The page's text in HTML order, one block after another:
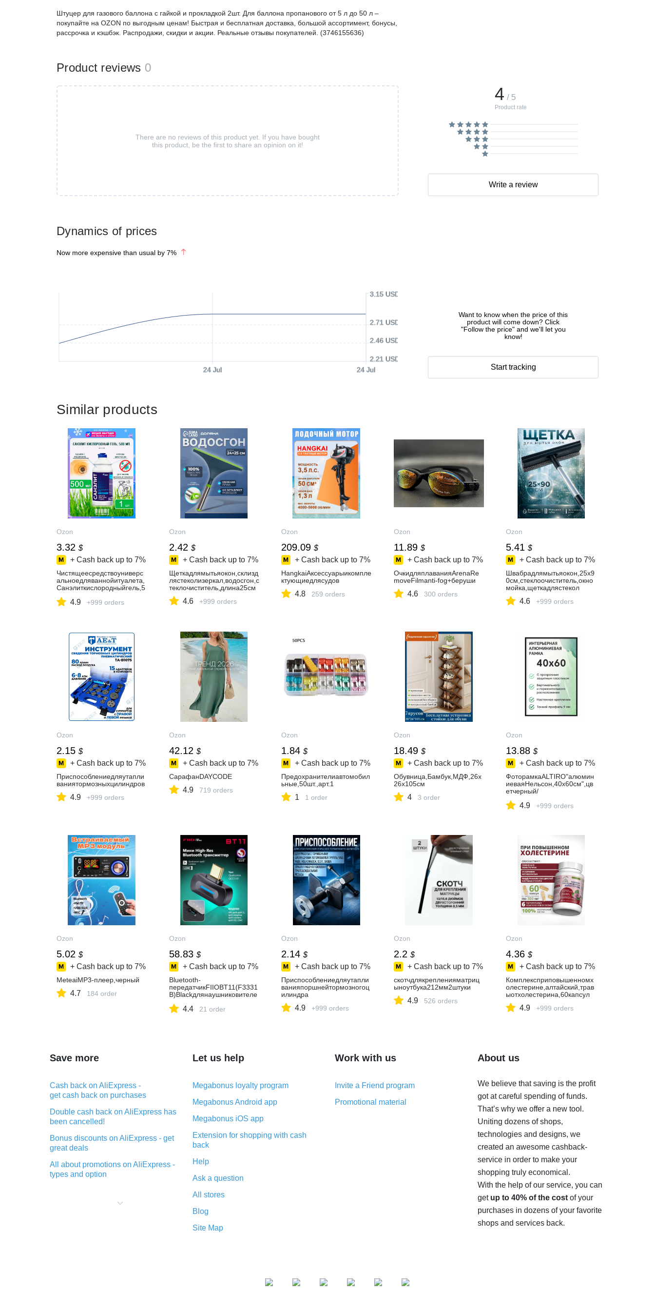
Dynamics of prices
Now more expensive than usual by 7%
24 Jul 24 Jul
2.21 USD
2.46 USD
2.71 USD
3.15 USD
Want to know when the price of this
product will come down? Click
"Follow the price" and we'll let you
know!
Start tracking
Штуцер для газового баллона с гайкой и прокладкой 2шт. Для баллона пропанового от 5 л до 50 л –
покупайте на OZON по выгодным ценам! Быстрая и бесплатная доставка, большой ассортимент, бонусы,
рассрочка и кэшбэк. Распродажи, скидки и акции. Реальные отзывы покупателей. (3746155636)
Product reviews 0
There are no reviews of this product yet. If you have bought
this product, be the first to share an opinion on it!
4 / 5
Product rate
Write a review
Similar products
Ozon
3.32 $
+ Cash back up to 7%
Чистящеесредствоуниверс
альноедляваннойитуалета,
Санэлиткислородныйгель,5
4.9 +999 orders
Ozon
2.42 $
+ Cash back up to 7%
Щеткадлямытьяокон,склизд
лястеколизеркал,водосгон,с
теклочиститель,длина25см
4.6 +999 orders
Ozon
209.09 $
+ Cash back up to 7%
HangkaiАксессуарыикомпле
ктующиедлясудов
4.8 259 orders
Ozon
11.89 $
+ Cash back up to 7%
ОчкидляплаванияArenaRe
moveFilmanti-fog+беруши
4.6 300 orders
Ozon
5.41 $
+ Cash back up to 7%
Швабрадлямытьяокон,25х9
0см,стеклоочиститель,окно
мойка,щеткадлястекол
4.6 +999 orders
Ozon
2.15 $
+ Cash back up to 7%
Приспособлениедляутапли
ваниятормозныхцилиндров
4.9 +999 orders
Ozon
42.12 $
+ Cash back up to 7%
СарафанDAYCODE
4.9 719 orders
Ozon
1.84 $
+ Cash back up to 7%
Предохранителиавтомобил
ьные,50шт.,арт.1
1 1 order
Ozon
18.49 $
+ Cash back up to 7%
Обувница,Бамбук,МДФ,26х
26х105см
4 3 order
Ozon
13.88 $
+ Cash back up to 7%
ФоторамкаALTIRO"алюмин
иеваяНельсон,40х60см",цв
етчерный/
орчества/дляинтерьера
4.9 +999 orders
Ozon
5.02 $
+ Cash back up to 7%
MeteaiMP3-плеер,черный
4.7 184 order
Ozon
58.83 $
+ Cash back up to 7%
Bluetooth-
передатчикFIIOBT11(F3331
B)Blackдлянаушниковителе
трансмиттер
4.4 21 order
Ozon
2.14 $
+ Cash back up to 7%
Приспособлениедляутапли
ванияпоршнейтормозногоц
илиндра
4.9 +999 orders
Ozon
2.2 $
+ Cash back up to 7%
скотчдлякрепленияматриц
ыноутбука212мм2штуки
4.9 526 orders
Ozon
4.36 $
+ Cash back up to 7%
Комплексприповышенномх
олестерине,алтайский,трав
ыотхолестерина,60капсул
4.9 +999 orders
Save more
Cash back on AliExpress -
get cash back on purchases
Double cash back on AliExpress has
been cancelled!
Bonus discounts on AliExpress - get
great deals
All about promotions on AliExpress -
types and option
purchases on AliExpress - short and
Let us help
Megabonus loyalty program
Megabonus Android app
Megabonus iOS app
Extension for shopping with cash
back
Help
Ask a question
All stores
Blog
Site Map
Work with us
Invite a Friend program
Promotional material
About us
We believe that saving is the profit
got at careful spending of funds.
That’s why we offer a new tool.
Uniting dozens of shops,
technologies and designs, we
created an awesome cashback-
service in order to make your
shopping truly economical.
With the help of our service, you can
get up to 40% of the costof your
purchases in dozens of your favorite
shops and services back.